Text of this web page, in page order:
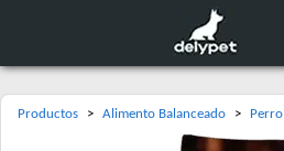
Productos > Alimento Balanceado > Perro